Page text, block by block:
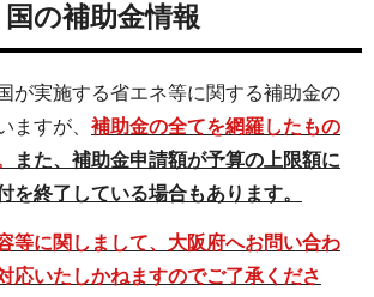
の補助金情報
が実施する省エネ等に関する補助金の
ますが、 補助金の全てを網羅したもの
また、補助金申請額が予算の上限額に
を終了している場合もあります。
等に関しまして、大阪府へお問い合わ
応いたしかねますのでご了承くださ